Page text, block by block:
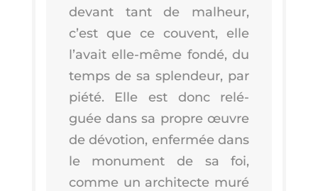
devant tant de mal­heur,
c’est que ce couvent, elle
l’a­vait elle-même fon­dé, du
temps de sa splen­deur, par
pié­té. Elle est donc relé­
guée dans sa propre œuvre
de dévo­tion, enfer­mée dans
le monu­ment de sa foi,
comme un archi­tecte muré